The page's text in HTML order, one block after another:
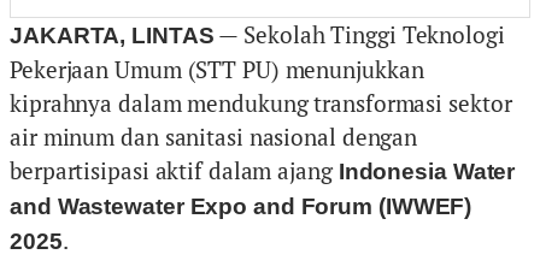
JAKARTA, LINTAS — Sekolah Tinggi Teknologi
Pekerjaan Umum (STT PU) menunjukkan
kiprahnya dalam mendukung transformasi sektor
air minum dan sanitasi nasional dengan
berpartisipasi aktif dalam ajang Indonesia Water
and Wastewater Expo and Forum (IWWEF)
2025.